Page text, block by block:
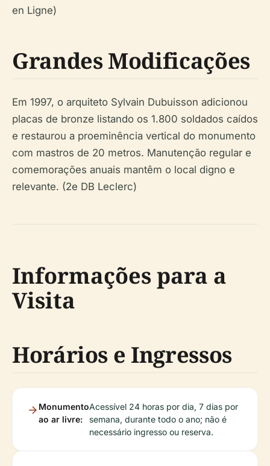
en Ligne)
Grandes Modificações
Em 1997, o arquiteto Sylvain Dubuisson adicionou
placas de bronze listando os 1.800 soldados caídos
e restaurou a proeminência vertical do monumento
com mastros de 20 metros. Manutenção regular e
comemorações anuais mantêm o local digno e
relevante. (2e DB Leclerc)
Informações para a
Visita
Horários e Ingressos
Monumento
ao ar livre:
Acessível 24 horas por dia, 7 dias por
semana, durante todo o ano; não é
necessário ingresso ou reserva.